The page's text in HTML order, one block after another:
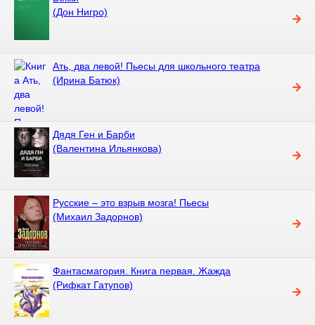
(Дон Нигро)
Ать, два левой! Пьесы для школьного театра
(Ирина Батюк)
Дядя Ген и Барби
(Валентина Ильянкова)
Русские – это взрыв мозга! Пьесы
(Михаил Задорнов)
Фантасмагория. Книга первая. Жажда
(Рифкат Гатупов)